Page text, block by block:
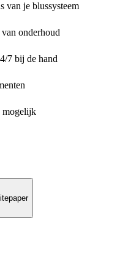
van je blussysteem
onderhoud
7 bij de hand
mogelijk